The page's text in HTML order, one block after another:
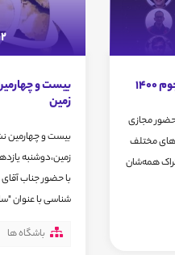
مجازی
های مختلف
همه‌شان
12
بیست و
زمین
بیست و چهارمین
با حضور جناب آقای
شناسی با عنوان
باشگاه ها